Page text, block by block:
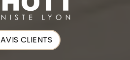
AVIS CLIENTS